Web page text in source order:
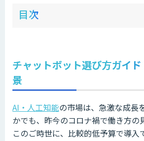
目次
チャットボット選び方ガイ
景
AI・人工知能の市場は、急激な成長
かでも、昨今のコロナ禍で働き方の
このご時世に、比較的低予算で導入